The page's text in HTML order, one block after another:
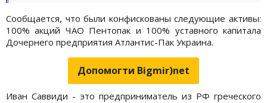
Сообщается, что были конфискованы следующие активы:
100% акций ЧАО Пентопак и 100% уставного капитала
Дочернего предприятия Атлантис-Пак Украина.
Допомогти Bigmir)net
Иван Саввиди - это предприниматель из РФ греческого